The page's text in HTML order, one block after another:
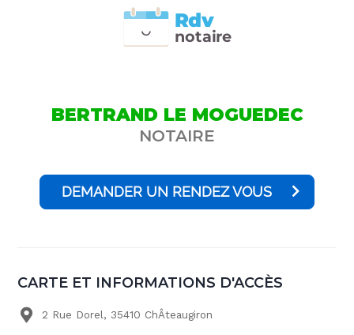
notaire
Rdv
BERTRAND LE MOGUEDEC
NOTAIRE
DEMANDER UN RENDEZ VOUS
CARTE ET INFORMATIONS D'ACCÈS
2 Rue Dorel, 35410 ChÂteaugiron